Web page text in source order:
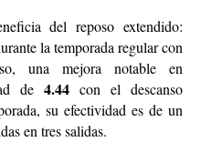
del reposo extendido:
la temporada regular con
una mejora notable en
de 4.44 con el descanso
su efectividad es de un
en tres salidas.